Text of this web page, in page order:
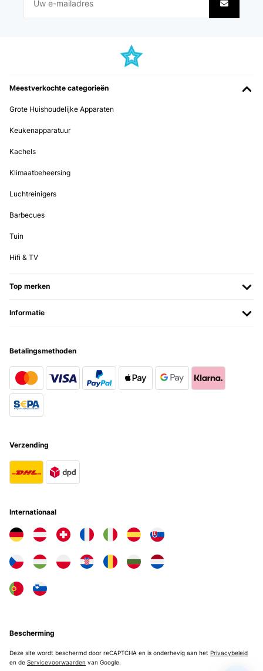
Meestverkochte categorieën
Grote Huishoudelijke Apparaten
Keukenapparatuur
Kachels
Klimaatbeheersing
Luchtreinigers
Barbecues
Tuin
Hifi & TV
Top merken
Informatie
Betalingsmethoden
Verzending
Internationaal
Bescherming
Deze site wordt beschermd door reCAPTCHA en is onderhevig aan het Privacybeleid
en de Servicevoorwaarden van Google.